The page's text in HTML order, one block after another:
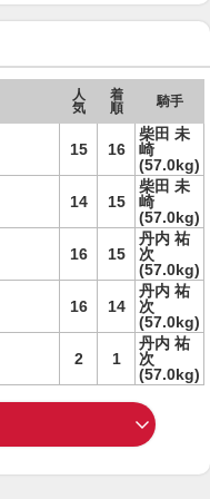
人
気
着
順
騎手
15 16
柴田 未
崎
(57.0kg)
14 15
柴田 未
崎
(57.0kg)
16 15
丹内 祐
次
(57.0kg)
16 14
丹内 祐
次
(57.0kg)
2 1
丹内 祐
次
(57.0kg)